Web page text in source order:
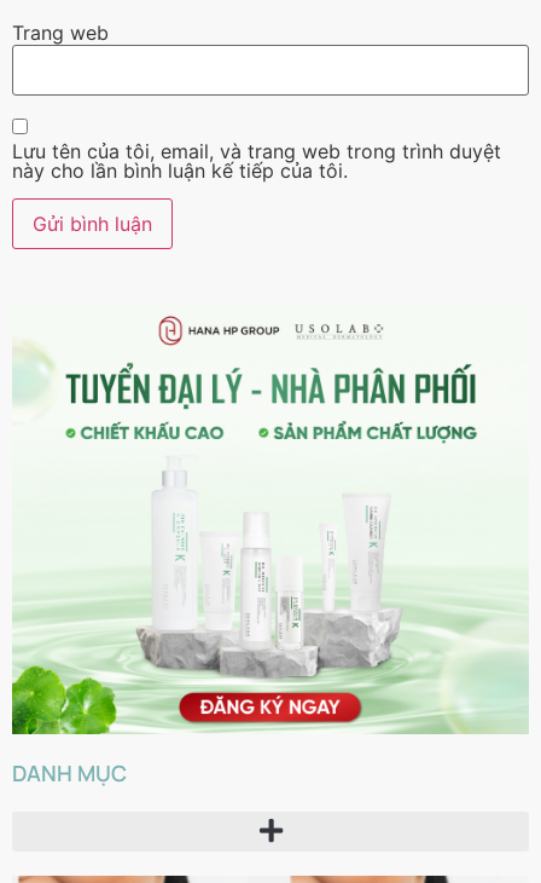
Trang web
Lưu tên của tôi, email, và trang web trong trình duyệt
này cho lần bình luận kế tiếp của tôi.
DANH MỤC